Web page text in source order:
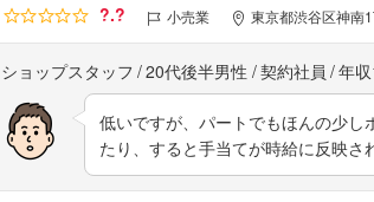
?.? 小売業 東京都渋谷区神南
ショップスタッフ 20代後半男性 契約社員 年
低いですが、パートでもほんの少し
たり、すると手当てが時給に反映